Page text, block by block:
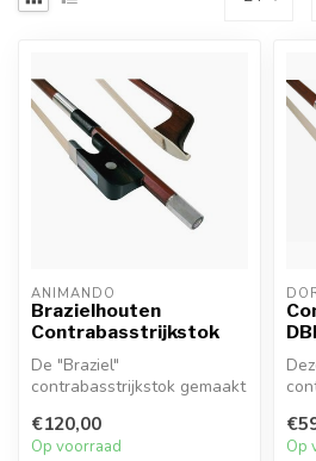
ANIMANDO
Brazielhouten
Contrabasstrijkstok
De "Braziel"
contrabasstrijkstok gemaakt
goede keus voor ...
€120,00
Op voorraad Op